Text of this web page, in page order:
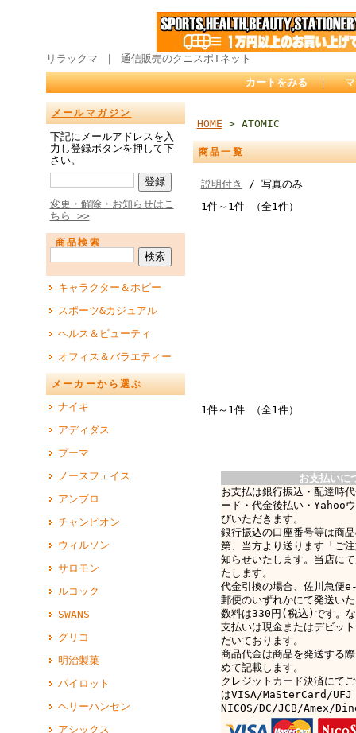
リラックマ ｜ 通信販売のクニスポ!ネット
カートをみる ｜
メールマガジン
下記にメールアドレスを入
力し登録ボタンを押して下
さい。
変更・解除・お知らせはこ
ちら >>
商品検索
キャラクター＆ホビー
スポーツ&カジュアル
ヘルス＆ビューティ
オフィス＆バラエティー
メーカーから選ぶ
ナイキ
アディダス
プーマ
ノースフェイス
アンブロ
チャンピオン
ウィルソン
サロモン
ルコック
SWANS
グリコ
明治製菓
パイロット
ヘリーハンセン
アシックス
HOME > ATOMIC
商品一覧
説明付き
/ 写真のみ
1件～1件 （全1件）
1件～1件 （全1件）
お支払いに
お支払は銀行振込・配達時
ード・代金後払い・Yahoo
びいただきます。
銀行振込の口座番号等は商
第、当方より送ります「ご
知らせいたします。当店に
たします。
代金引換の場合、佐川急
郵便のいずれかにて発送い
数料は330円(税込)です
支払いは現金またはデビッ
だいております。
商品代金は商品を発送する
めて記載します。
クレジットカード決済にて
はVISA/MaSterCard/UFJ
NICOS/DC/JCB/Amex/